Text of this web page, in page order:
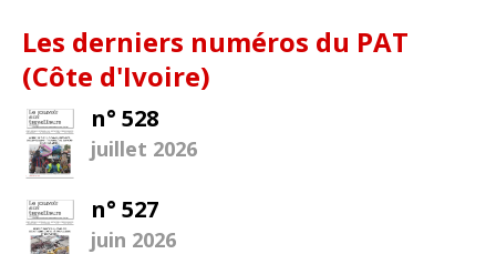
Les derniers numéros du PAT
(Côte d'Ivoire)
n° 528
juillet 2026
n° 527
juin 2026